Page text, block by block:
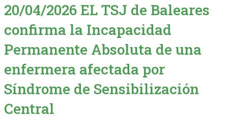
20/04/2026 EL TSJ de Baleares
confirma la Incapacidad
Permanente Absoluta de una
enfermera afectada por
Síndrome de Sensibilización
Central